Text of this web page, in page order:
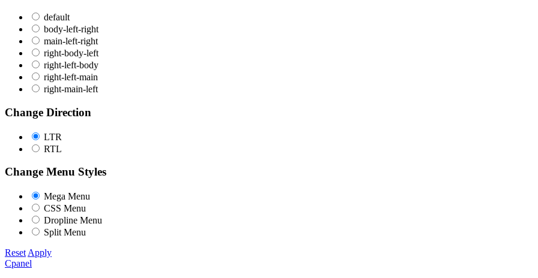
default
body-left-right
main-left-right
right-body-left
right-left-body
right-left-main
right-main-left
Change Direction
LTR
RTL
Change Menu Styles
Mega Menu
CSS Menu
Dropline Menu
Split Menu
Reset Apply
Cpanel